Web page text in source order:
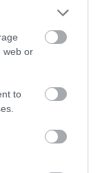
web or
to
The Walt
κ.
«Μαζί με Το
ότι τα
και οι
της